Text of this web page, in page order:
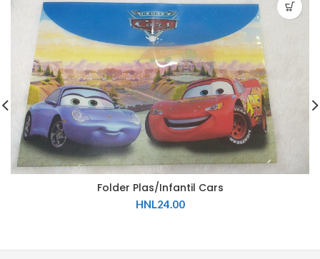
Folder Plas/Infantil Cars
HNL24.00